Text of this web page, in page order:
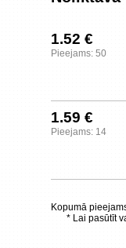
1.52 €
Pieejams: 50
1.59 €
Pieejams: 14
Kopumā
* Lai pasūtīt